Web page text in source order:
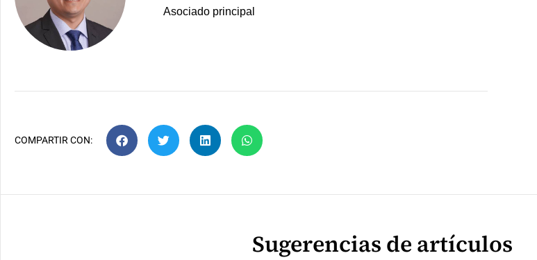
Asociado principal
COMPARTIR CON:
Sugerencias de artículos